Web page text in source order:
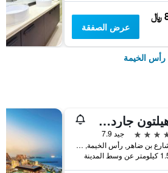
عرض الصفقة
الخيمة
هيلتون جاردن إن رأس الخيمة
جيد 7.9
شارع بن ضاهر, رأس الخيمة, الامارات العربية المتحدة
عن وسط المدينة